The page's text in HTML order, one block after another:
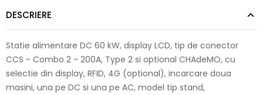
DESCRIERE
Statie alimentare DC 60 kW, display LCD, tip de conector
CCS - Combo 2 - 200A, Type 2 si optional CHAdeMO, cu
selectie din display, RFID, 4G (optional), incarcare doua
masini, una pe DC si una pe AC, model tip stand,